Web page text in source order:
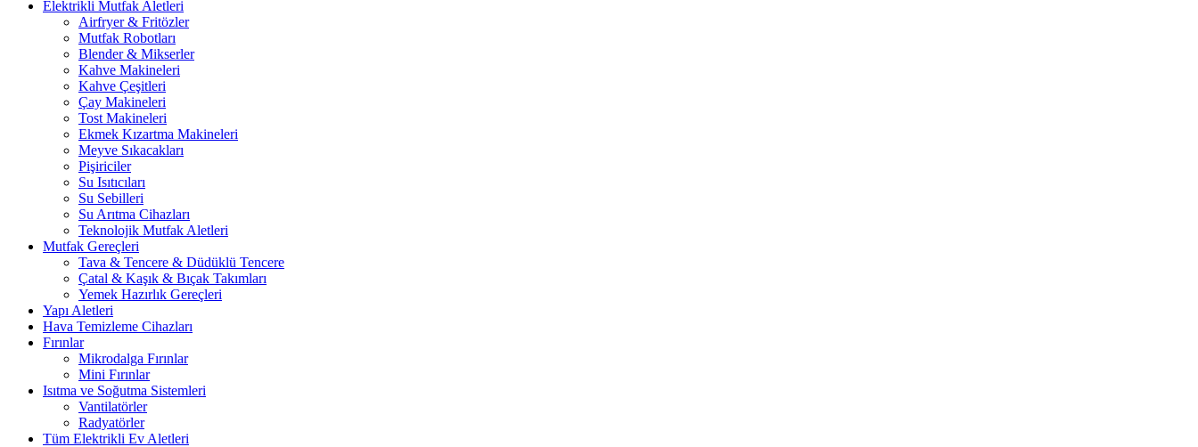
Elektrikli Mutfak Aletleri
Airfryer & Fritözler
Mutfak Robotları
Blender & Mikserler
Kahve Makineleri
Kahve Çeşitleri
Çay Makineleri
Tost Makineleri
Ekmek Kızartma Makineleri
Meyve Sıkacakları
Pişiriciler
Su Isıtıcıları
Su Sebilleri
Su Arıtma Cihazları
Teknolojik Mutfak Aletleri
Mutfak Gereçleri
Tava & Tencere & Düdüklü Tencere
Çatal & Kaşık & Bıçak Takımları
Yemek Hazırlık Gereçleri
Yapı Aletleri
Hava Temizleme Cihazları
Fırınlar
Mikrodalga Fırınlar
Mini Fırınlar
Isıtma ve Soğutma Sistemleri
Vantilatörler
Radyatörler
Tüm Elektrikli Ev Aletleri